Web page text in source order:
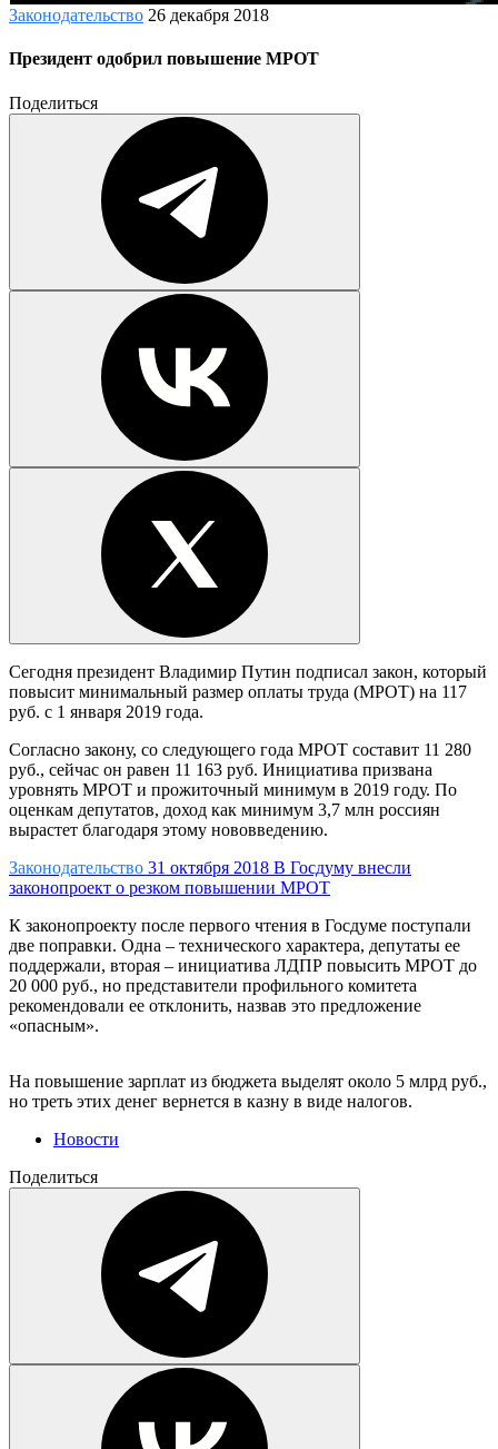
Законодательство 26 декабря 2018
Президент одобрил повышение МРОТ
Поделиться
Сегодня президент Владимир Путин подписал закон, который
повысит минимальный размер оплаты труда (МРОТ) на 117
руб. с 1 января 2019 года.
Согласно закону, со следующего года МРОТ составит 11 280
руб., сейчас он равен 11 163 руб. Инициатива призвана
уровнять МРОТ и прожиточный минимум в 2019 году. По
оценкам депутатов, доход как минимум 3,7 млн россиян
вырастет благодаря этому нововведению.
Законодательство 31 октября 2018 В Госдуму внесли
законопроект о резком повышении МРОТ
К законопроекту после первого чтения в Госдуме поступали
две поправки. Одна – технического характера, депутаты ее
поддержали, вторая – инициатива ЛДПР повысить МРОТ до
20 000 руб., но представители профильного комитета
рекомендовали ее отклонить, назвав это предложение
«опасным».
На повышение зарплат из бюджета выделят около 5 млрд руб.,
но треть этих денег вернется в казну в виде налогов.
Новости
Поделиться